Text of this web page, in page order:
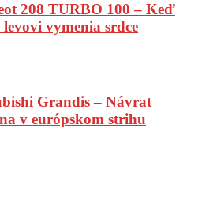
208 TURBO 100 – Keď
levovi vymenia srdce
Grandis – Návrat
v európskom strihu